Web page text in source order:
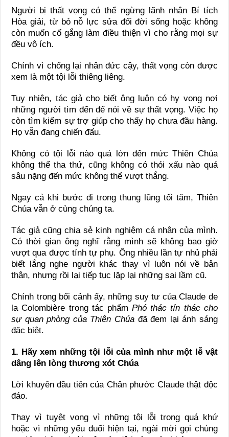
Người bị thất vọng có thể ngừng lãnh nhận Bí tích
Hòa giải, từ bỏ nỗ lực sửa đổi đời sống hoặc không
còn muốn cố gắng làm điều thiện vì cho rằng mọi sự
đều vô ích.
Chính vì chống lại nhân đức cậy, thất vọng còn được
xem là một tội lỗi thiêng liêng.
Tuy nhiên, tác giả cho biết ông luôn có hy vọng nơi
những người tìm đến để nói về sự thất vọng. Việc họ
còn tìm kiếm sự trợ giúp cho thấy họ chưa đầu hàng.
Họ vẫn đang chiến đấu.
Không có tội lỗi nào quá lớn đến mức Thiên Chúa
không thể tha thứ, cũng không có thói xấu nào quá
sâu nặng đến mức không thể vượt thắng.
Ngay cả khi bước đi trong thung lũng tối tăm, Thiên
Chúa vẫn ở cùng chúng ta.
Tác giả cũng chia sẻ kinh nghiệm cá nhân của mình.
Có thời gian ông nghĩ rằng mình sẽ không bao giờ
vượt qua được tính tự phụ. Ông nhiều lần tự nhủ phải
biết lắng nghe người khác thay vì luôn nói về bản
thân, nhưng rồi lại tiếp tục lặp lại những sai lầm cũ.
Chính trong bối cảnh ấy, những suy tư củaClaude de
la Colombière trong tác phẩmPhó thác tín thác cho
sự quan phòng của Thiên Chúa đã đem lại ánh sáng
đặc biệt.
1. Hãy xem những tội lỗi của mình như một lễ vật
dâng lên lòng thương xót Chúa
Lời khuyên đầu tiên của Chân phước Claude thật độc
đáo.
Thay vì tuyệt vọng vì những tội lỗi trong quá khứ
hoặc vì những yếu đuối hiện tại, ngài mời gọi chúng